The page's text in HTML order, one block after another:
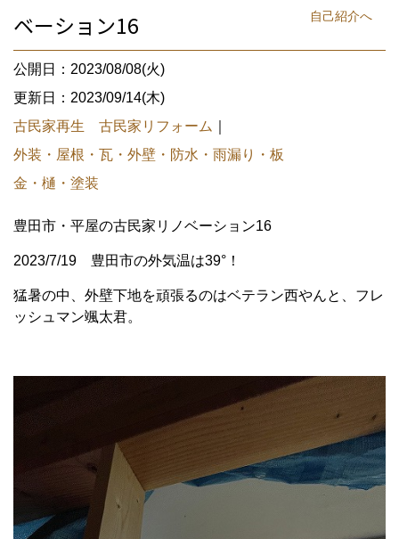
自己紹介へ
ベーション16
公開日：2023/08/08(火)
更新日：2023/09/14(木)
古民家再生 古民家リフォーム
外装・屋根・瓦・外壁・防水・雨漏り・板
金・樋・塗装
豊田市・平屋の古民家リノベーション16
2023/7/19 豊田市の外気温は39°！
猛暑の中、外壁下地を頑張るのはベテラン西やんと、フレ
ッシュマン颯太君。